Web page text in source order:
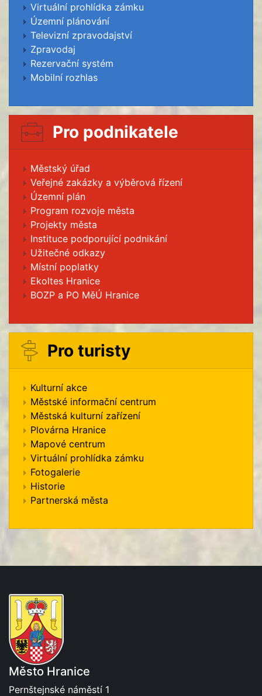
Virtuální prohlídka zámku
Územní plánování
Televizní zpravodajství
Zpravodaj
Rezervační systém
Mobilní rozhlas
Pro podnikatele
Městský úřad
Veřejné zakázky a výběrová řízení
Územní plán
Program rozvoje města
Projekty města
Instituce podporující podnikání
Užitečné odkazy
Místní poplatky
Ekoltes Hranice
BOZP a PO MěÚ Hranice
Pro turisty
Kulturní akce
Městské informační centrum
Městská kulturní zařízení
Plovárna Hranice
Mapové centrum
Virtuální prohlídka zámku
Fotogalerie
Historie
Partnerská města
Město Hranice
Pernštejnské náměstí 1